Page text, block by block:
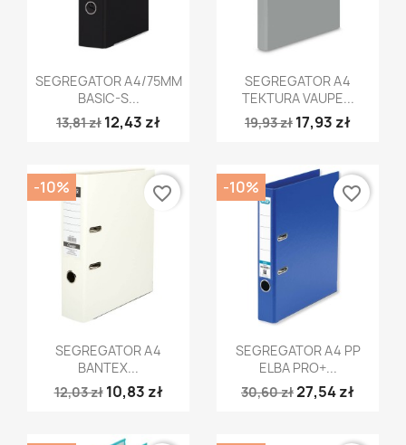
Szybki podgląd
SEGREGATOR A4/75MM
BASIC-S...
13,81 zł 12,43 zł
Szybki podgląd
SEGREGATOR A4
TEKTURA VAUPE...
19,93 zł 17,93 zł
Szybki podgląd
SEGREGATOR A4
BANTEX...
12,03 zł 10,83 zł
-10% favorite_border
Szybki podgląd
SEGREGATOR A4 PP
ELBA PRO+...
30,60 zł27,54 zł
-10% favorite_border